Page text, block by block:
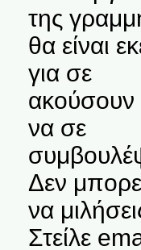
της
θα είναι
για σε
ακούσουν
να σε
Δεν
να
Στείλε